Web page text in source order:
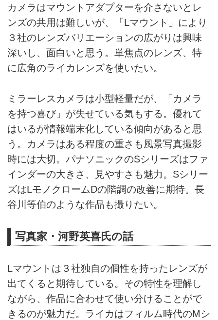
カメラはマウントアダプターを介さないとレ
ンズの共用は難しいが、「Lマウント」により
３社のレンズバリエーションの広がりは興味
深いし、面白いと思う。単焦点のレンズ、特
に広角のライカレンズを使いたい。
ミラーレスカメラは小型軽量だが、「カメラ
を持つ喜び」が失せている気もする。優れて
はいるが情報端末化している傾向があると思
う。カメラはある程度の重さも風景写真撮影
時には大切。パナソニックのSシリーズはファ
インダーの大きさ、見やすさも魅力。Sシリー
ズはLモノクロームDの階調の改善に期待。長
谷川等伯のような作品も撮りたい。
写真家・河野英喜氏の話
Lマウントは３社独自の個性を持ったレンズが
出てくると期待している。その特性を理解し
ながら、作品に合わせて使い分けることがで
きるのが魅力だ。ライカはフィルム時代のMシ